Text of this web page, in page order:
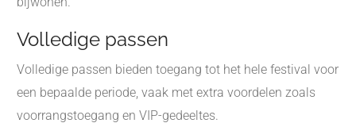
Volledige passen
Volledige passen bieden toegang tot het hele festival voor
een bepaalde periode, vaak met extra voordelen zoals
voorrangstoegang en VIP-gedeeltes.